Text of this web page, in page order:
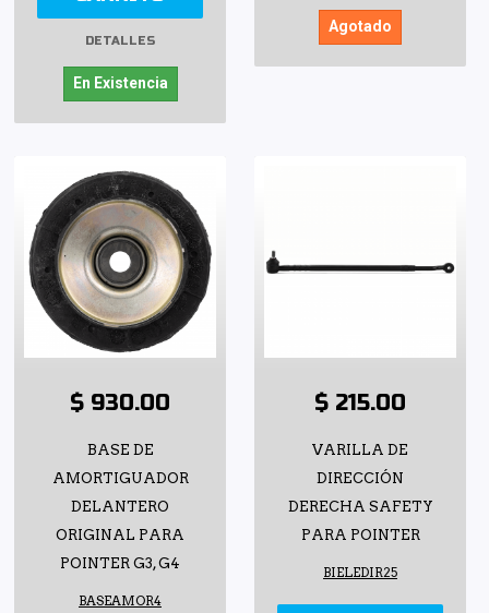
DETALLES
En Existencia
Agotado
$ 930.00
BASE DE
AMORTIGUADOR
DELANTERO
ORIGINAL PARA
POINTER G3, G4
BASEAMOR4
$ 215.00
VARILLA DE
DIRECCIÓN
DERECHA SAFETY
PARA POINTER
BIELEDIR25